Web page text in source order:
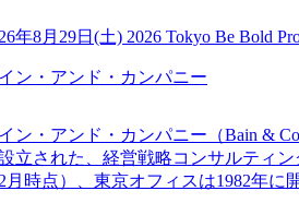
＜SE＞ 参画いただく案件はプライ
初はご経験に応じたフェーズから
きます。 課題選定から顧客への企
いただきます。 アジャイル開発を
ら改善サイクルを回すため、ご自
いる、売上・従業員数共にこの8年間
も高い成長が見込まれる 多くの技
に続いて日本国内2番目にSAP認定
留めを受けずに移動が可能である
率など約10項目を数値化すること
した 18時以降の会議を原則禁止と
に独自の方法論やテンプレートを
public/images/
dam/abeam/jp/ja/about/company/
OF EXCELLENCE 2024』にお
prtimes.jp/main/html/rd/p/
、社員の健康改善を支援 食事・睡
年8月29日(土) 2026 Tokyo Be Bold
ン・アンド・カンパニー
ン・アンド・カンパニー（Bain &
立された、経営戦略コンサルティ
月時点）、東京オフィスは1982年に